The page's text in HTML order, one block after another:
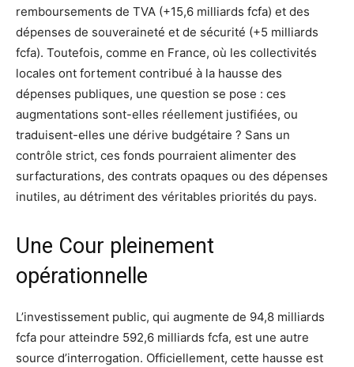
remboursements de TVA (+15,6 milliards fcfa) et des
dépenses de souveraineté et de sécurité (+5 milliards
fcfa). Toutefois, comme en France, où les collectivités
locales ont fortement contribué à la hausse des
dépenses publiques, une question se pose : ces
augmentations sont-elles réellement justifiées, ou
traduisent-elles une dérive budgétaire ? Sans un
contrôle strict, ces fonds pourraient alimenter des
surfacturations, des contrats opaques ou des dépenses
inutiles, au détriment des véritables priorités du pays.
Une Cour pleinement
opérationnelle
L’investissement public, qui augmente de 94,8 milliards
fcfa pour atteindre 592,6 milliards fcfa, est une autre
source d’interrogation. Officiellement, cette hausse est